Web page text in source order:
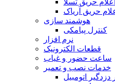
حریق آریاک
هوشمند سازی
کنترل پیامکی
نرم افزار
قطعات الکترونیک
ساعت حضور و غیاب
خدمات نصب و تعمیر
دزدگیر اتومبیل